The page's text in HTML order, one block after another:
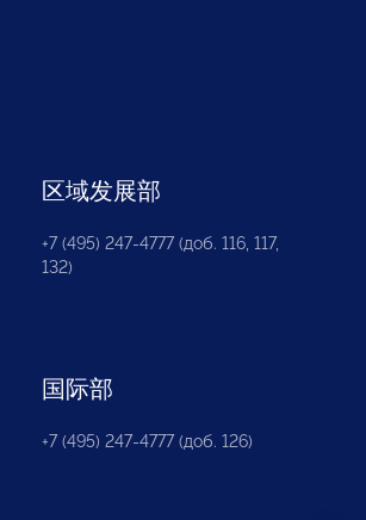
区域发展部
+7 (495) 247-4777 (доб. 116, 117,
132)
国际部
+7 (495) 247-4777 (доб. 126)